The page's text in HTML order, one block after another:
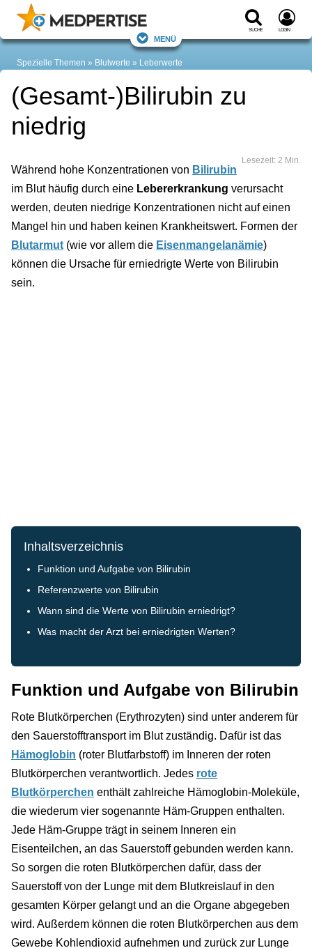
Suche Login
Menü
Spezielle Themen Blutwerte Leberwerte
(Gesamt-)Bilirubin zu
niedrig
Lesezeit: 2 Min.
Während hohe Konzentrationen von Bilirubin
im Blut häufig durch eine Lebererkrankung verursacht
werden, deuten niedrige Konzentrationen nicht auf einen
Mangel hin und haben keinen Krankheitswert. Formen der
Blutarmut (wie vor allem die Eisenmangelanämie)
können die Ursache für erniedrigte Werte von Bilirubin
sein.
Inhaltsverzeichnis
Funktion und Aufgabe von Bilirubin
Referenzwerte von Bilirubin
Wann sind die Werte von Bilirubin erniedrigt?
Was macht der Arzt bei erniedrigten Werten?
Funktion und Aufgabe von Bilirubin
Rote Blutkörperchen (Erythrozyten) sind unter anderem für
den Sauerstofftransport im Blut zuständig. Dafür ist das
Hämoglobin (roter Blutfarbstoff) im Inneren der roten
Blutkörperchen verantwortlich. Jedes rote
Blutkörperchen enthält zahlreiche Hämoglobin-Moleküle,
die wiederum vier sogenannte Häm-Gruppen enthalten.
Jede Häm-Gruppe trägt in seinem Inneren ein
Eisenteilchen, an das Sauerstoff gebunden werden kann.
So sorgen die roten Blutkörperchen dafür, dass der
Sauerstoff von der Lunge mit dem Blutkreislauf in den
gesamten Körper gelangt und an die Organe abgegeben
wird. Außerdem können die roten Blutkörperchen aus dem
Gewebe Kohlendioxid aufnehmen und zurück zur Lunge